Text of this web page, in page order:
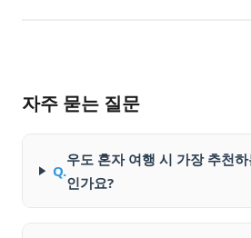
자주 묻는 질문
Q.
우도 혼자 여행 시 가장 추천
인가요?